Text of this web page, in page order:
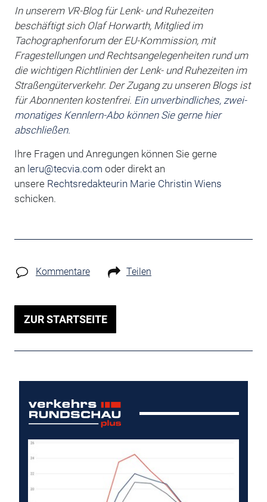
In unserem VR-Blog für Lenk- und Ruhezeiten
beschäftigt sich Olaf Horwarth, Mitglied im
Tachographenforum der EU-Kommission, mit
Fragestellungen und Rechtsangelegenheiten rund um
die wichtigen Richtlinien der Lenk- und Ruhezeiten im
Straßengüterverkehr. Der Zugang zu unseren Blogs ist
für Abonnenten kostenfrei. Ein unverbindliches, zwei-
monatiges Kennlern-Abo können Sie gerne hier
abschließen.
Ihre Fragen und Anregungen können Sie gerne
an leru@tecvia.com oder direkt an
unsere Rechtsredakteurin Marie Christin Wiens
schicken.
Kommentare Teilen
ZUR STARTSEITE